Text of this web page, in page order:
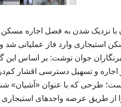
نزدیک شدن به فصل اجاره مسکن
وارد فاز عملیاتی شد
جوان نوشت: بر اساس این
اجاره و تسهیل دسترسی اقشار
طرحی که با عنوان «آشیان»
از طریق عرضه واحدهای استیجاری